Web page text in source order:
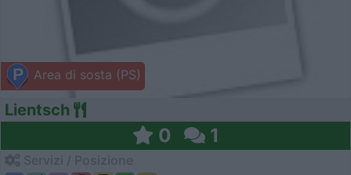
Area di sosta (PS)
Lientsch
0 1